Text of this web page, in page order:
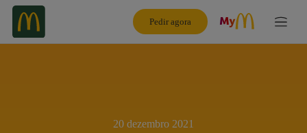
Pedir agora
20 dezembro 2021